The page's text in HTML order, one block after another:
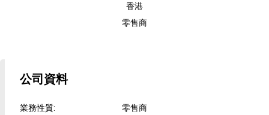
香港
零售商
公司資料
業務性質:
零售商